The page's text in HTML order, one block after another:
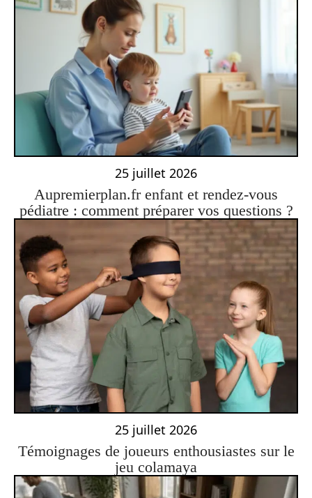
25 juillet 2026
Aupremierplan.fr enfant et rendez-vous
pédiatre : comment préparer vos questions ?
25 juillet 2026
Témoignages de joueurs enthousiastes sur le
jeu colamaya